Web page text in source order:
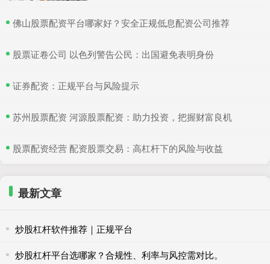
​佛山股票配资平台哪家好？安全正规低息配资公司推荐
​股票证卷公司 以色列警告公民：出国避免表明身份
​证券配资：正规平台与风险提示
​苏州股票配资 河源股票配资：助力投资，把握财富良机
​股票配资经营 配资股票交易：高杠杆下的风险与收益
最新文章
炒股杠杆软件推荐｜正规平台
炒股杠杆平台选哪家？合规性、利率与风控需对比。